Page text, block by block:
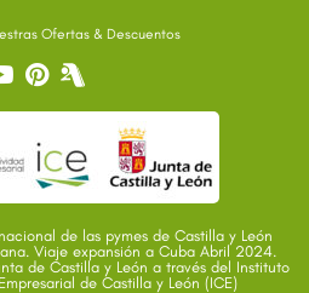
Ofertas & Descuentos
de las pymes de Castilla y León
Viaje expansión a Cuba Abril 2024.
de Castilla y León a través del Instituto
de Castilla y León (ICE)